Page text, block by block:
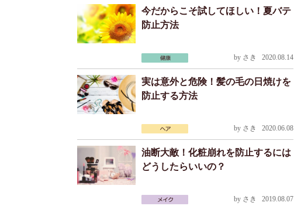
今だからこそ試してほしい！夏バテ
防止方法
by さき 2020.08.14
実は意外と危険！髪の毛の日焼けを
防止する方法
by さき 2020.06.08
油断大敵！化粧崩れを防止するには
どうしたらいいの？
by さき 2019.08.07